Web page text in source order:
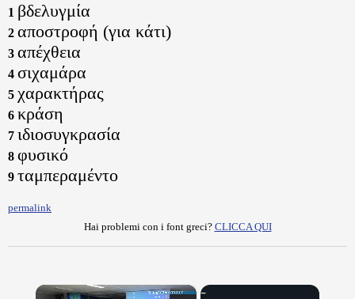
1 βδελυγμία
2 αποστροφή (για κάτι)
3 απέχθεια
4 σιχαμάρα
5 χαρακτήρας
6 κράση
7 ιδιοσυγκρασία
8 φυσικό
9 ταμπεραμέντο
permalink
Hai problemi con i font greci? CLICCA QUI
×